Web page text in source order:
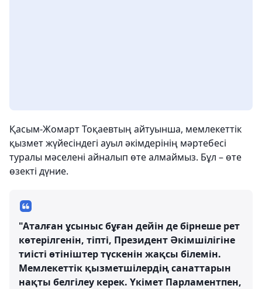
Қасым-Жомарт Тоқаевтың айтуынша, мемлекеттік
қызмет жүйесіндегі ауыл әкімдерінің мәртебесі
туралы мәселені айналып өте алмаймыз. Бұл – өте
өзекті дүние.
"Аталған ұсыныс бұған дейін де бірнеше рет
көтерілгенін, тіпті, Президент Әкімшілігіне
тиісті өтініштер түскенін жақсы білемін.
Мемлекеттік қызметшілердің санаттарын
нақты белгілеу керек. Үкімет Парламентпен,